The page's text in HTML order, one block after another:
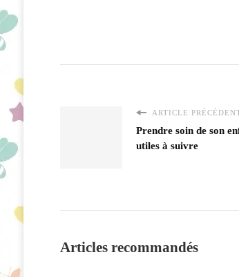
ARTICLE
Prendre soin de son
utiles à suivre
Articles recommandés